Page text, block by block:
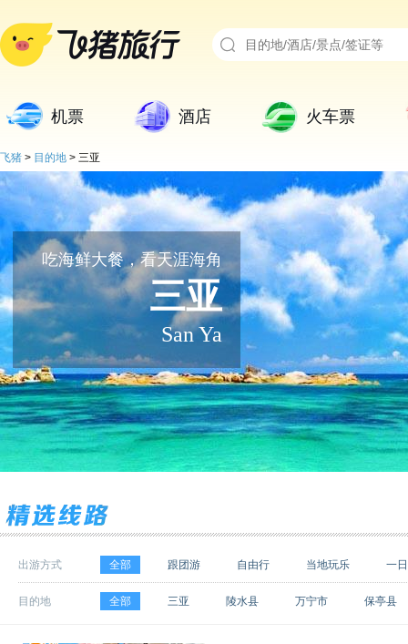
机票 酒店 火车票
飞猪 > 目的地 > 三亚
吃海鲜大餐，看天涯海角
三亚
San Ya
出游方式 全部 跟团游 自由行 当地玩乐 一
目的地 全部 三亚 陵水县 万宁市 保亭县